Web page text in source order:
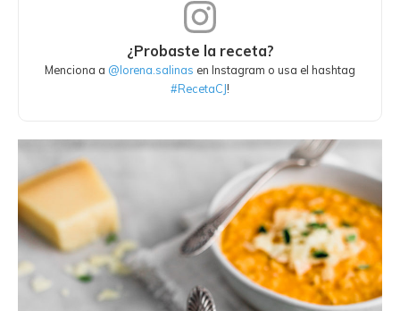
¿Probaste la receta?
Menciona a @lorena.salinas en Instagram o usa el hashtag
#RecetaCJ!